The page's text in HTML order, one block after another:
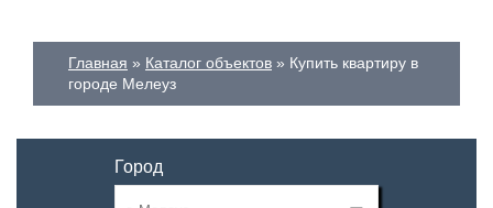
Главная Каталог объектов
Купить квартиру в
городе Мелеуз
Город